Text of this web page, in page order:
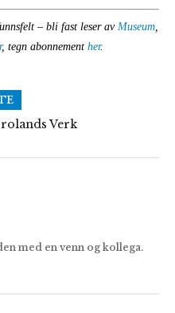
– bli fast leser av Museum
, tegn abonnement her.
Verk
med en venn og kollega.